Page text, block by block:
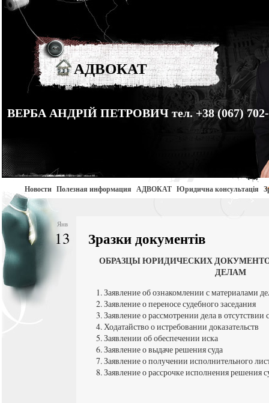
АДВОКАТ
ВЕРБА АНДРІЙ ПЕТРОВИЧ тел. +38 (067) 702-
Новости Полезная информация АДВОКАТ Юридична консультація
Янв
13 Зразки документів
ОБРАЗЦЫ ЮРИДИЧЕСКИХ
ДЕЛАМ
Заявление об ознакомлении с материалами
Заявление о переносе судебного заседания
Заявление о рассмотрении дела в отсутствии
Ходатайство о истребовании доказательств
Заявлении об обеспечении иска
Заявление о выдаче решения суда
Заявление о получении исполнительного
Заявление о рассрочке исполнения решения